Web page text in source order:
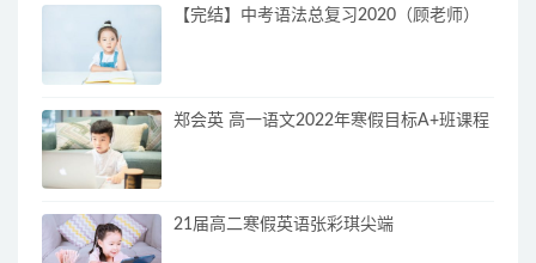
【完结】中考语法总复习2020（顾老师）
郑会英 高一语文2022年寒假目标A+班课程
21届高二寒假英语张彩琪尖端